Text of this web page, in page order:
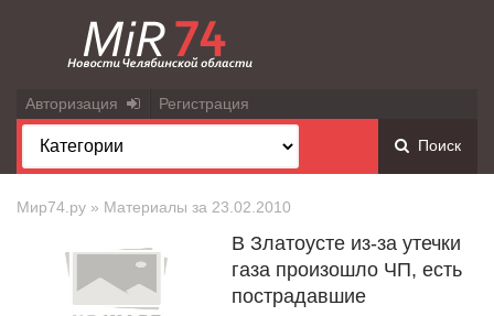
Авторизация Регистрация
Поиск
Мир74.ру » Материалы за 23.02.2010
В Златоусте из-за утечки
газа произошло ЧП, есть
пострадавшие